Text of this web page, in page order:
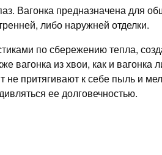
Вагонка предназначена для
либо наружней отделки.
по сбережению тепла,
вагонка из хвои, как и вагонка
не притягивают к себе пыль и
ее долговечностью.